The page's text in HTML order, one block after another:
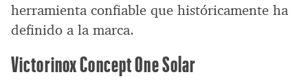
herramienta confiable que históricamente ha
definido a la marca.
Victorinox Concept One Solar